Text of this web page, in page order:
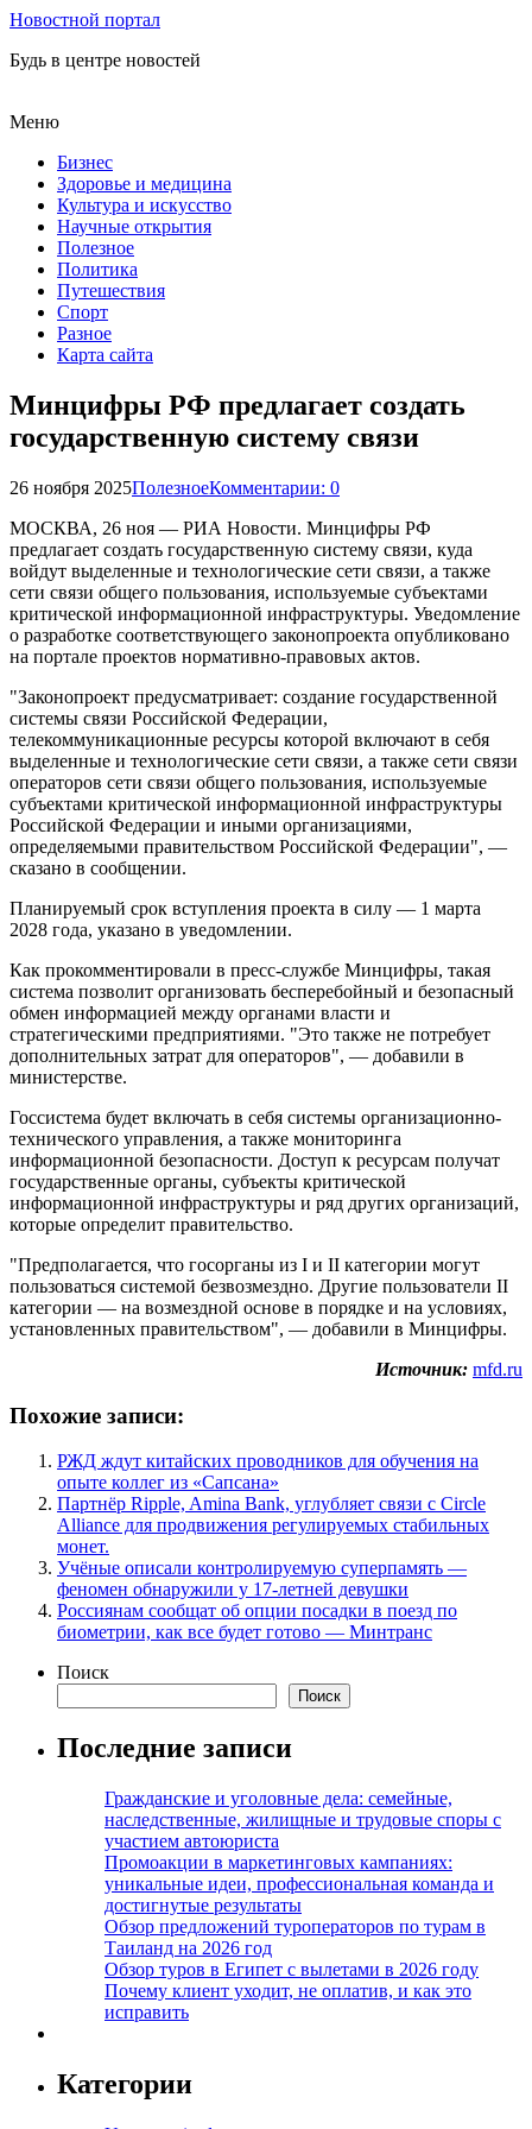
Новостной портал
Будь в центре новостей
Меню
Бизнес
Здоровье и медицина
Культура и искусство
Научные открытия
Полезное
Политика
Путешествия
Спорт
Разное
Карта сайта
Минцифры РФ предлагает создать
государственную систему связи
26 ноября 2025ПолезноеКомментарии: 0
МОСКВА, 26 ноя — РИА Новости. Минцифры РФ
предлагает создать государственную систему связи, куда
войдут выделенные и технологические сети связи, а также
сети связи общего пользования, используемые субъектами
критической информационной инфраструктуры. Уведомление
о разработке соответствующего законопроекта опубликовано
на портале проектов нормативно-правовых актов​​​.
"Законопроект предусматривает: создание государственной
системы связи Российской Федерации,
телекоммуникационные ресурсы которой включают в себя
выделенные и технологические сети связи, а также сети связи
операторов сети связи общего пользования, используемые
субъектами критической информационной инфраструктуры
Российской Федерации и иными организациями,
определяемыми правительством Российской Федерации", —
сказано в сообщении.
Планируемый срок вступления проекта в силу — 1 марта
2028 года, указано в уведомлении.
Как прокомментировали в пресс-службе Минцифры, такая
система позволит организовать бесперебойный и безопасный
обмен информацией между органами власти и
стратегическими предприятиями. "Это также не потребует
дополнительных затрат для операторов", — добавили в
министерстве.
Госсистема будет включать в себя системы️ организационно-
технического управления, а также️ мониторинга
информационной безопасности. Доступ к ресурсам получат
государственные органы, субъекты критической
информационной инфраструктуры и ряд других организаций,
которые определит правительство.
"Предполагается, что госорганы из I и II категории могут
пользоваться системой безвозмездно. Другие пользователи II
категории — на возмездной основе в порядке и на условиях,
установленных правительством", — добавили в Минцифры.
Источник: mfd.ru
Похожие записи:
РЖД ждут китайских проводников для обучения на
опыте коллег из «Сапсана»
Партнёр Ripple, Amina Bank, углубляет связи с Circle
Alliance для продвижения регулируемых стабильных
монет.
Учёные описали контролируемую суперпамять —
феномен обнаружили у 17-летней девушки
Россиянам сообщат об опции посадки в поезд по
биометрии, как все будет готово — Минтранс
Поиск
Поиск
Последние записи
Гражданские и уголовные дела: семейные,
наследственные, жилищные и трудовые споры с
участием автоюриста
Промоакции в маркетинговых кампаниях:
уникальные идеи, профессиональная команда и
достигнутые результаты
Обзор предложений туроператоров по турам в
Таиланд на 2026 год
Обзор туров в Египет с вылетами в 2026 году
Почему клиент уходит, не оплатив, и как это
исправить
Категории